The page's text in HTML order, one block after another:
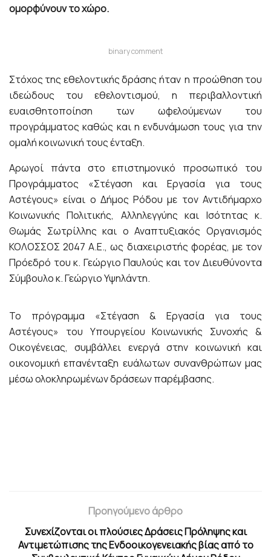
ομορφύνουν το χώρο.
binary comment
Στόχος της εθελοντικής δράσης ήταν η προώθηση του
ιδεώδους του εθελοντισμού, η περιβαλλοντική
ευαισθητοποίηση των ωφελούμενων του
προγράμματος καθώς και η ενδυνάμωση τους για την
ομαλή κοινωνική τους ένταξη.
Αρωγοί πάντα στο επιστημονικό προσωπικό του
Προγράμματος «Στέγαση και Εργασία για τους
Αστέγους» είναι ο Δήμος Ρόδου με τον Αντιδήμαρχο
Κοινωνικής Πολιτικής, Αλληλεγγύης και Ισότητας κ.
Θωμάς Σωτρίλλης και ο Αναπτυξιακός Οργανισμός
ΚΟΛΟΣΣΟΣ 2047 Α.Ε., ως διαχειριστής φορέας, με τον
Πρόεδρό του κ. Γεώργιο Παυλούς και τον Διευθύνοντα
Σύμβουλο κ. Γεώργιο Υψηλάντη.
Το πρόγραμμα «Στέγαση & Εργασία για τους
Αστέγους» του Υπουργείου Κοινωνικής Συνοχής &
Οικογένειας, συμβάλλει ενεργά στην κοινωνική και
οικονομική επανένταξη ευάλωτων συνανθρώπων μας
μέσω ολοκληρωμένων δράσεων παρέμβασης.
Προηγούμενο άρθρο
Συνεχίζονται οι πλούσιες Δράσεις Πρόληψης και
Αντιμετώπισης της Ενδοοικογενειακής βίας από το